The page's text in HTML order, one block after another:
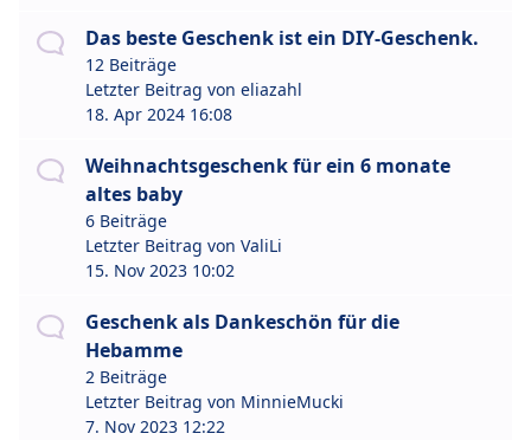
Das beste Geschenk ist ein DIY-Geschenk.
12 Beiträge
Letzter Beitrag von eliazahl
18. Apr 2024 16:08
Weihnachtsgeschenk für ein 6 monate
altes baby
6 Beiträge
Letzter Beitrag von ValiLi
15. Nov 2023 10:02
Geschenk als Dankeschön für die
Hebamme
2 Beiträge
Letzter Beitrag von MinnieMucki
7. Nov 2023 12:22